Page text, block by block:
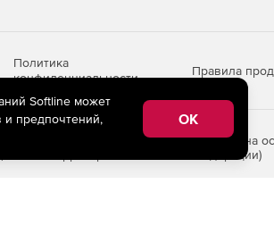
Политика
конфиденциальности
Правила
предоставления информации на
на территории Российской Федерации)
Softline может
предпочтений,
OK